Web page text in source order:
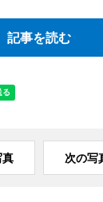
記事を読む
真 次の写